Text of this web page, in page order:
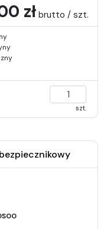
złbrutto / szt.
szt.